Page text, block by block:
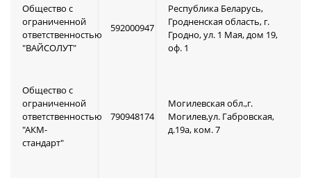
Общество с
ограниченной
ответственностью
"ВАЙСОЛУТ"
592000947
Республика Беларусь,
Гродненская область, г.
Гродно, ул. 1 Мая, дом 19,
оф. 1
Общество с
ограниченной
ответственностью
"АКМ-
стандарт"
790948174
Могилевская обл.,г.
Могилев,ул. Габровская,
д.19а, ком. 7